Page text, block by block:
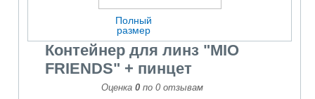
Полный
размер
Контейнер для линз "MIO
FRIENDS" + пинцет
Оценка 0 по 0 отзывам